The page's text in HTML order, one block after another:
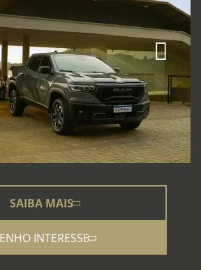
SAIBA MAIS
INTERESSE